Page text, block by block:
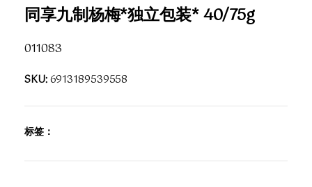
同享九制杨梅*独立包装* 40/75g
011083
SKU:6913189539558
标签：